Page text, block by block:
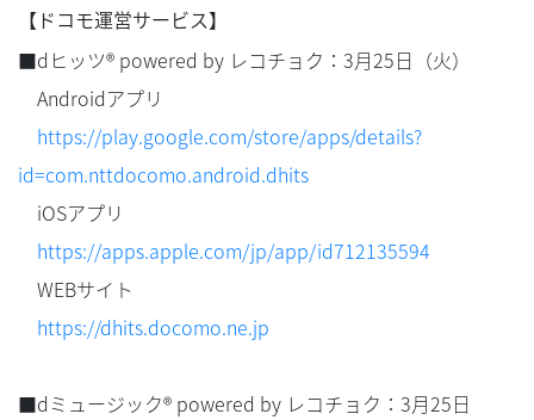
【ドコモ運営サービス】
■dヒッツ® powered by レコチョク：3月25日（火）
Androidアプリ
https://play.google.com/store/apps/details?
id=com.nttdocomo.android.dhits
iOSアプリ
https://apps.apple.com/jp/app/id712135594
WEBサイト
https://dhits.docomo.ne.jp
■dミュージック® powered by レコチョク：3月25日